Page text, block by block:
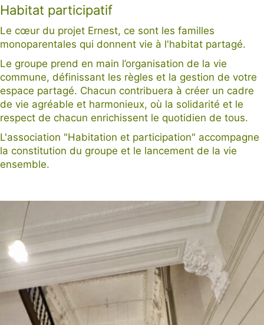
Habitat participatif
Le cœur du projet Ernest, ce sont les familles
monoparentales qui donnent vie à l'habitat partagé.
Le groupe prend en main l’organisation de la vie
commune, définissant les règles et la gestion de votre
espace partagé. Chacun contribuera à créer un cadre
de vie agréable et harmonieux, où la solidarité et le
respect de chacun enrichissent le quotidien de tous.
L'association "Habitation et participation" accompagne
la constitution du groupe et le lancement de la vie
ensemble.